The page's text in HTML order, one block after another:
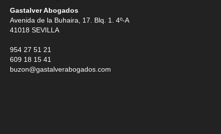
Gastalver Abogados
Avenida de la Buhaira, 17. Blq. 1. 4º-A
41018 SEVILLA
954 27 51 21
609 18 15 41
buzon@gastalverabogados.com